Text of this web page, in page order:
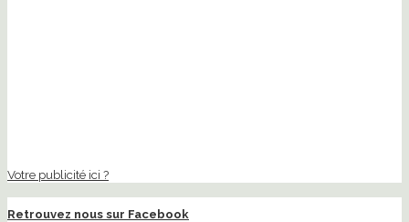
Votre publicité ici ?
Retrouvez nous sur Facebook